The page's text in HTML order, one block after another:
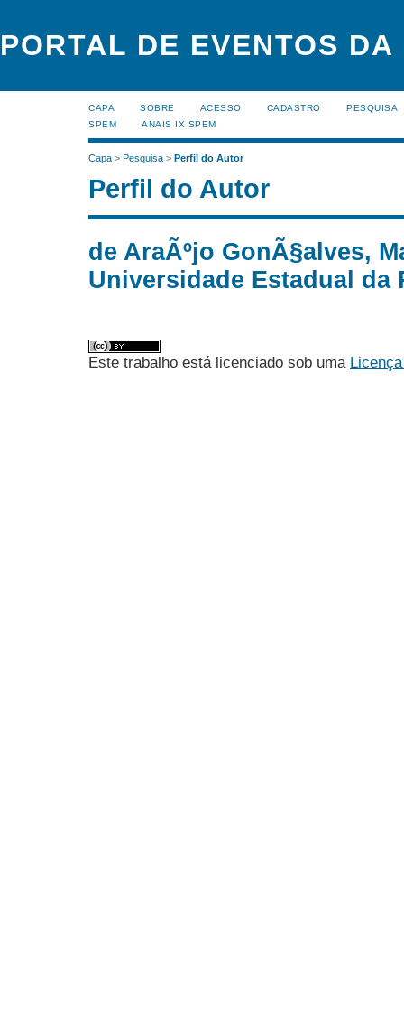
PORTAL DE EVENTOS DA
CAPA SOBRE ACESSO CADASTRO
PESQUISA
SPEM
ANAIS IX SPEM
Capa > Pesquisa > Perfil do Autor
Perfil do Autor
de AraÃºjo GonÃ§alves,
Universidade Estadual da
Este trabalho está licenciado sob uma